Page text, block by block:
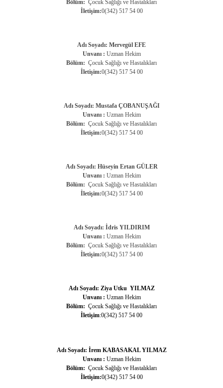
Bölüm: Çocuk Sağlığı ve Hastalıkları
İletişim:0(342) 517 54 00
Adı Soyadı: Mervegül EFE
Unvanı : Uzman Hekim
Bölüm: Çocuk Sağlığı ve Hastalıkları
İletişim:0(342) 517 54 00
Adı Soyadı: Mustafa ÇOBANUŞAĞI
Unvanı : Uzman Hekim
Bölüm: Çocuk Sağlığı ve Hastalıkları
İletişim:0(342) 517 54 00
Adı Soyadı: Hüseyin Ertan GÜLER
Unvanı : Uzman Hekim
Bölüm: Çocuk Sağlığı ve Hastalıkları
İletişim:0(342) 517 54 00
Adı Soyadı: İdris YILDIRIM
Unvanı : Uzman Hekim
Bölüm: Çocuk Sağlığı ve Hastalıkları
İletişim:0(342) 517 54 00
Adı Soyadı: Ziya Utku YILMAZ
Unvanı : Uzman Hekim
Bölüm: Çocuk Sağlığı ve Hastalıkları
İletişim:0(342) 517 54 00
Adı Soyadı: İrem KABASAKAL YILMAZ
Unvanı : Uzman Hekim
Bölüm: Çocuk Sağlığı ve Hastalıkları
İletişim:0(342) 517 54 00